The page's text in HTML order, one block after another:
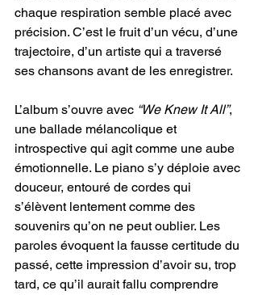
chaque respiration semble placé avec
précision. C’est le fruit d’un vécu, d’une
trajectoire, d’un artiste qui a traversé
ses chansons avant de les enregistrer.
L’album s’ouvre avec “We Knew It All”,
une ballade mélancolique et
introspective qui agit comme une aube
émotionnelle. Le piano s’y déploie avec
douceur, entouré de cordes qui
s’élèvent lentement comme des
souvenirs qu’on ne peut oublier. Les
paroles évoquent la fausse certitude du
passé, cette impression d’avoir su, trop
tard, ce qu’il aurait fallu comprendre